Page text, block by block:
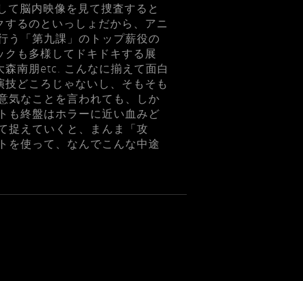
て脳内映像を見て捜査すると
るのといっしょだから、アニ
う「第九課」のトップ薪役の
も多様してドキドキする展
南朋etc. こんなに揃えて面白
どころじゃないし、そもそも
気なことを言われても、しか
も終盤はホラーに近い血みど
捉えていくと、まんま「攻
を使って、なんでこんな中途